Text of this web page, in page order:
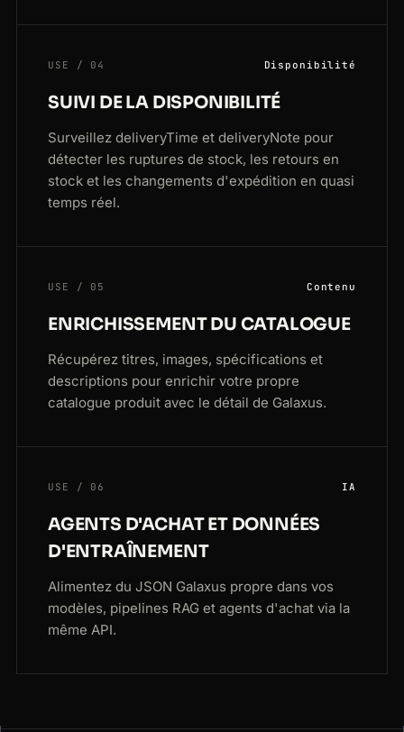
USE / 04 Disponibilité
SUIVI DE LA DISPONIBILITÉ
Surveillez deliveryTime et deliveryNote pour
détecter les ruptures de stock, les retours en
stock et les changements d'expédition en quasi
temps réel.
USE / 05 Contenu
ENRICHISSEMENT DU CATALOGUE
Récupérez titres, images, spécifications et
descriptions pour enrichir votre propre
catalogue produit avec le détail de Galaxus.
USE / 06 IA
AGENTS D'ACHAT ET DONNÉES
D'ENTRAÎNEMENT
Alimentez du JSON Galaxus propre dans vos
modèles, pipelines RAG et agents d'achat via la
même API.